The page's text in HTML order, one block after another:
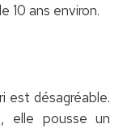
10 ans environ.
est désagréable.
elle pousse un